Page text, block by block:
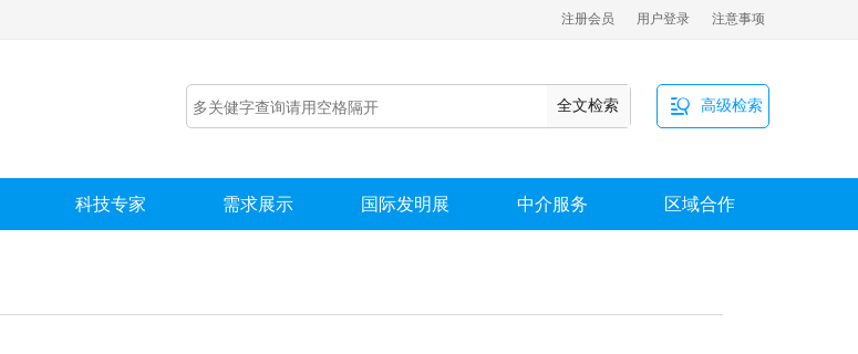
注意事项
用户登录
注册会员
全文检索  高级检索
科技专家 需求展示 国际发明展 中介服务 区域合作